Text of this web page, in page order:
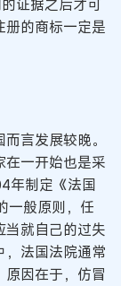
证据之后才可
册的商标一定是
言发展较晚。
在一开始也是采
年制定《法国
一般原则，任
当就自己的过失
，法国法院通常
因在于，仿冒